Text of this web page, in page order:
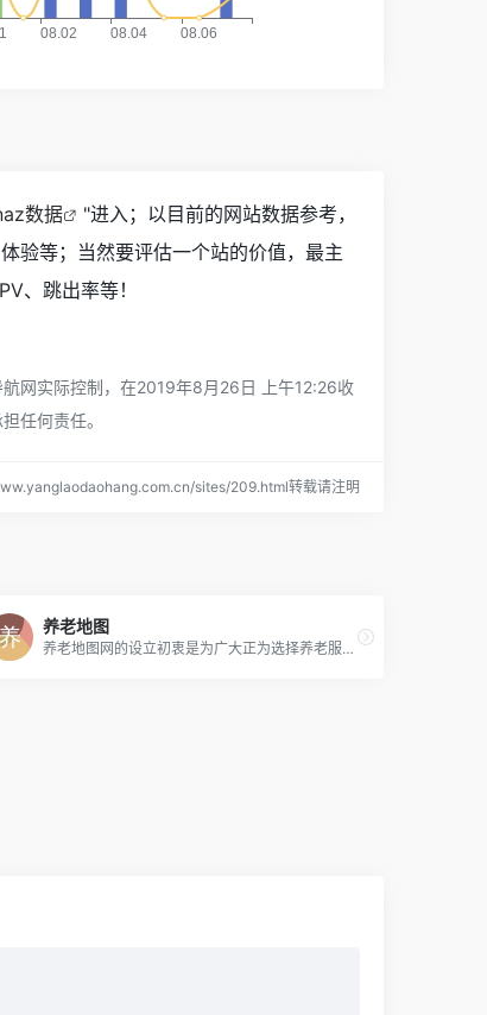
数据
"进入；以目前的网站数据参考，
验等；当然要评估一个站的价值，最主
、跳出率等！
网实际控制，在2019年8月26日 上午12:26收
任何责任。
sites/209.html转载请注明
养老地图
养老地图网的设立初衷是为广大正为选择养老服务机构的用户提供真实可信赖的机构信息，以及提供有效的养老经验知识。